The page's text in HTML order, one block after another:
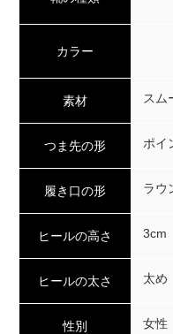
カラー
素材 スム
つま先の形 ポイ
履き口の形 ラウ
ヒールの高さ 3cm
ヒールの太さ 太め
性別 女性